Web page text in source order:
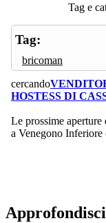
Tag e
Tag:
bricoman
cercando
HOSTESS DI
Le prossime
a Venegono
Approfondisci